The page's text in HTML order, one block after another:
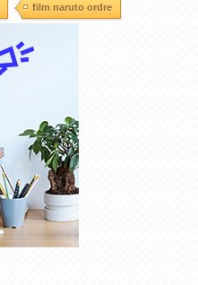
film naruto ordre